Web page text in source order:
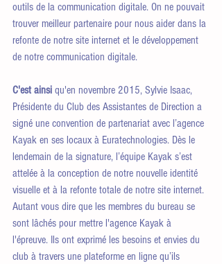
outils de la communication digitale. On ne pouvait
trouver meilleur partenaire pour nous aider dans la
refonte de notre site internet et le développement
de notre communication digitale.
C'est ainsi qu'en novembre 2015, Sylvie Isaac,
Présidente du Club des Assistantes de Direction a
signé une convention de partenariat avec l’agence
Kayak en ses locaux à Euratechnologies. Dès le
lendemain de la signature, l’équipe Kayak s’est
attelée à la conception de notre nouvelle identité
visuelle et à la refonte totale de notre site internet.
Autant vous dire que les membres du bureau se
sont lâchés pour mettre l'agence Kayak à
l'épreuve. Ils ont exprimé les besoins et envies du
club à travers une plateforme en ligne qu’ils